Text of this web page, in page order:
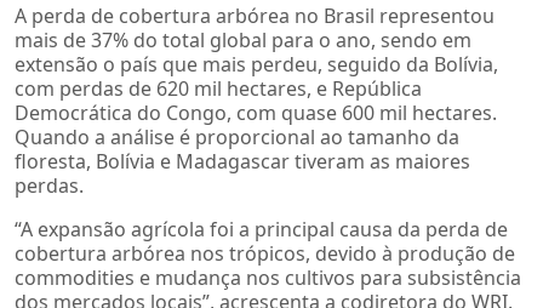
A perda de cobertura arbórea no Brasil representou
mais de 37% do total global para o ano, sendo em
extensão o país que mais perdeu, seguido da Bolívia,
com perdas de 620 mil hectares, e República
Democrática do Congo, com quase 600 mil hectares.
Quando a análise é proporcional ao tamanho da
floresta, Bolívia e Madagascar tiveram as maiores
perdas.
“A expansão agrícola foi a principal causa da perda de
cobertura arbórea nos trópicos, devido à produção de
commodities e mudança nos cultivos para subsistência
dos mercados locais”, acrescenta a codiretora do WRI.